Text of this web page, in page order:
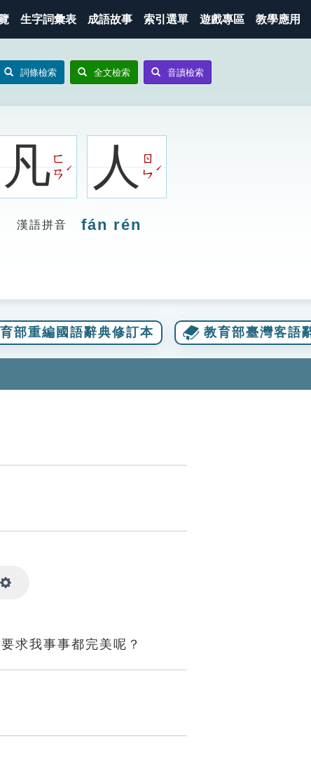
生字詞彙表 成語故事 索引選單 遊戲專區 教學應用
詞條檢索 全文檢索 音讀檢索
凡ㄈ
ㄢ
ˊ 人ㄖ
ㄣ
ˊ
漢語拼音 fán rén
部重編國語辭典修訂本 教育部臺灣客語
求我事事都完美呢？